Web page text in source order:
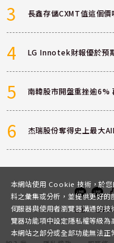
3 長鑫存儲CXMT值這個
4 LG Innotek財報優於預
5 南韓股市開盤重挫逾6%
6 杰瑞股份奪得史上最大
客服 討論區粉
本網站使用 Cookie 技術，於您
料之彙集或分析，並提供更好
伺服器與使用者瀏覽器溝通的
覽器功能項中設定隱私權等級
本網站之部分或全部功能無法正